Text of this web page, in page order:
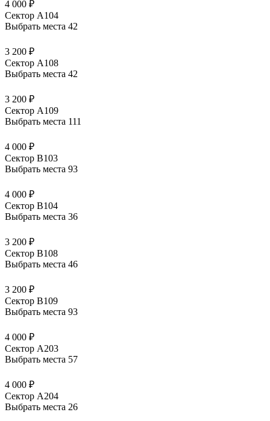
4 000 ₽
Сектор А104
Выбрать места 42
3 200 ₽
Сектор А108
Выбрать места 42
3 200 ₽
Сектор А109
Выбрать места 111
4 000 ₽
Сектор В103
Выбрать места 93
4 000 ₽
Сектор В104
Выбрать места 36
3 200 ₽
Сектор В108
Выбрать места 46
3 200 ₽
Сектор В109
Выбрать места 93
4 000 ₽
Сектор А203
Выбрать места 57
4 000 ₽
Сектор А204
Выбрать места 26